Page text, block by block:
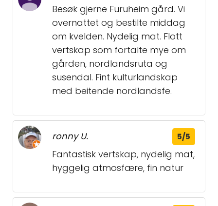
Besøk gjerne Furuheim gård. Vi
overnattet og bestilte middag
om kvelden. Nydelig mat. Flott
vertskap som fortalte mye om
gården, nordlandsruta og
susendal. Fint kulturlandskap
med beitende nordlandsfe.
ronny U. 5/5
Fantastisk vertskap, nydelig mat,
hyggelig atmosfære, fin natur